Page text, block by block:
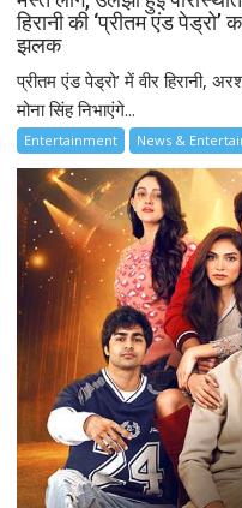
हिरानी की ‘प्रीतम एंड
झलक
प्रीतम एंड पेड्रो’ में वीर हिरानी,
मोना सिंह निभाएंगे...
Entertainment News &